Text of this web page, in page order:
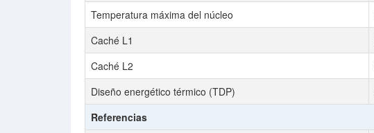
Temperatura máxima del núcleo
Caché L1
Caché L2
Diseño energético térmico (TDP)
Referencias